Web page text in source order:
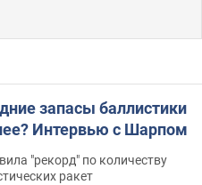
запасы баллистики
Интервью с Шарпом
"рекорд" по количеству
ракет